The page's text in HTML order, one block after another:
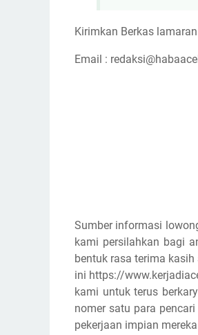
Kirimkan Berkas
Email :
Sumber informasi
kami persilahkan bagi
bentuk rasa terima
ini https://
kami untuk terus
nomer satu para
pekerjaan impian